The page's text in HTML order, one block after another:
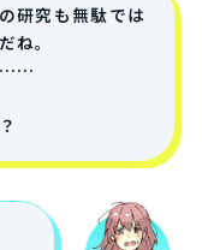
研究も無駄では
ね。
……